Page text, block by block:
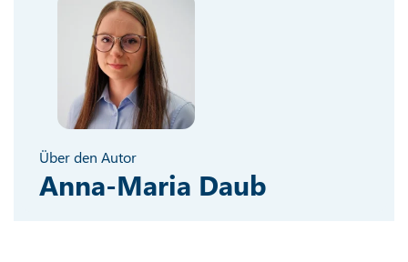
Über den Autor
Anna-Maria Daub